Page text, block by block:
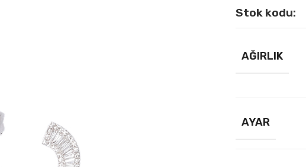
Stok kodu:
AĞIRLIK
AYAR